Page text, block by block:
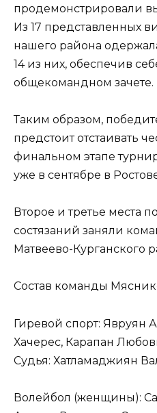
продемонстрировали
Из 17 представленных
нашего района
14 из них, обеспечив
общекомандном зачете.
Таким образом,
предстоит отстаивать
финальном этапе
уже в сентябре в
Второе и третье места
состязаний заняли
Матвеево-Курганского
Состав команды
Гиревой спорт: Явруян
Хачерес, Карапан
Судья: Хатламаджиян
Волейбол (женщины):